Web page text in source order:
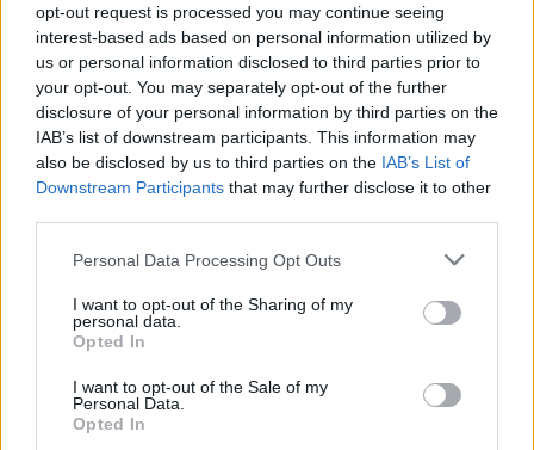
opt-out request is processed you may continue seeing
interest-based ads based on personal information utilized by
us or personal information disclosed to third parties prior to
your opt-out. You may separately opt-out of the further
disclosure of your personal information by third parties on the
IAB’s list of downstream participants. This information may
also be disclosed by us to third parties on the IAB’s List of
Downstream Participants that may further disclose it to other
Personal Data Processing Opt Outs
I want to opt-out of the Sharing of my
personal data.
Opted In
I want to opt-out of the Sale of my
Personal Data.
Opted In
ΟΙΚΟΝΟΜΙΑ
Οι 10 προτάσεις του Εμπορικού Συλλόγου
Αθηνών για τις ΜμΕ
Με τον Υφυπουργό Εθνικής Οικονομίας και Οικονομικών, Δημήτρη
Μαρκόπουλο, συναντήθηκε το Διοικητικό Συμβούλιο του
Εμπορικού Συλλόγου Αθηνών, την Τρίτη 4 Αυγούστου.
NEWSROOM/05 Αυγ 2026